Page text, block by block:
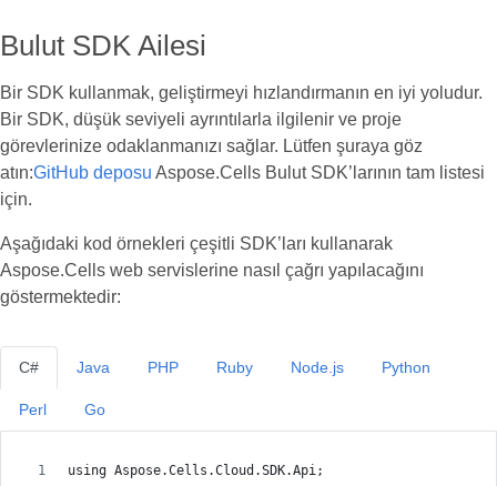
Bulut SDK Ailesi
Bir SDK kullanmak, geliştirmeyi hızlandırmanın en iyi yoludur.
Bir SDK, düşük seviyeli ayrıntılarla ilgilenir ve proje
görevlerinize odaklanmanızı sağlar. Lütfen şuraya göz
atın:GitHub deposu Aspose.Cells Bulut SDK’larının tam listesi
için.
Aşağıdaki kod örnekleri çeşitli SDK’ları kullanarak
Aspose.Cells web servislerine nasıl çağrı yapılacağını
göstermektedir:
C#
using Aspose.Cells.Cloud.SDK.Api;
Java PHP Ruby Node.js Python
Perl Go